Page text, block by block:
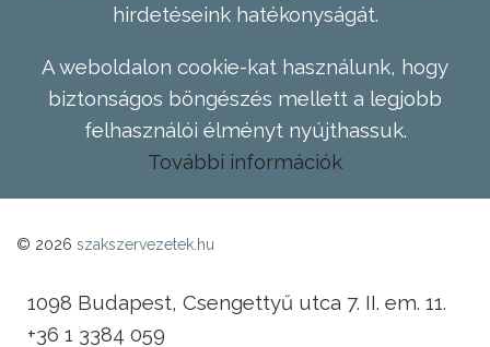
hirdetéseink hatékonyságát.
A weboldalon cookie-kat használunk, hogy
biztonságos böngészés mellett a legjobb
felhasználói élményt nyújthassuk.
További információk
© 2026 szakszervezetek.hu
1098 Budapest, Csengettyű utca 7. II. em. 11.
+36 1 3384 059